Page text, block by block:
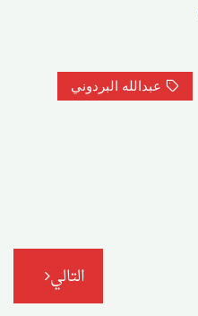
عبدالله البردوني
التالي